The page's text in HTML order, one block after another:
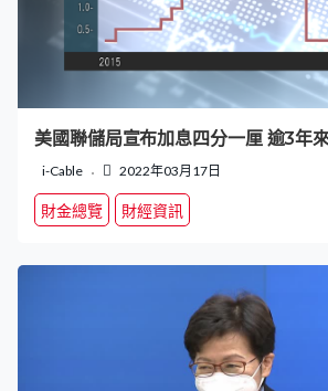
美國聯儲局宣布加息四分一厘 逾3年
i-Cable 2022年03月17日
財金總覽 財經資訊